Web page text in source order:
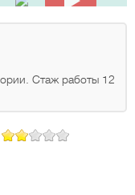
Стаж работы 12